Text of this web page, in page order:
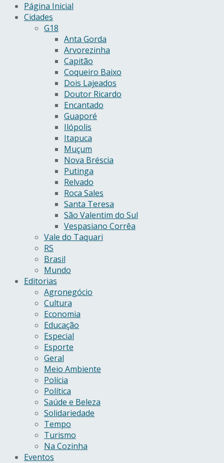
Página Inicial
Cidades
G18
Anta Gorda
Arvorezinha
Capitão
Coqueiro Baixo
Dois Lajeados
Doutor Ricardo
Encantado
Guaporé
Ilópolis
Itapuca
Muçum
Nova Bréscia
Putinga
Relvado
Roca Sales
Santa Teresa
São Valentim do Sul
Vespasiano Corrêa
Vale do Taquari
RS
Brasil
Mundo
Editorias
Agronegócio
Cultura
Economia
Educação
Especial
Esporte
Geral
Meio Ambiente
Polícia
Política
Saúde e Beleza
Solidariedade
Tempo
Turismo
Na Cozinha
Eventos